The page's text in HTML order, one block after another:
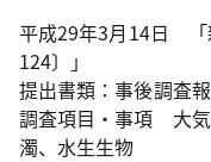
平成29年3月14日 「
124〕」
提出書類：事後調査
調査項目・事項 大
濁、水生生物